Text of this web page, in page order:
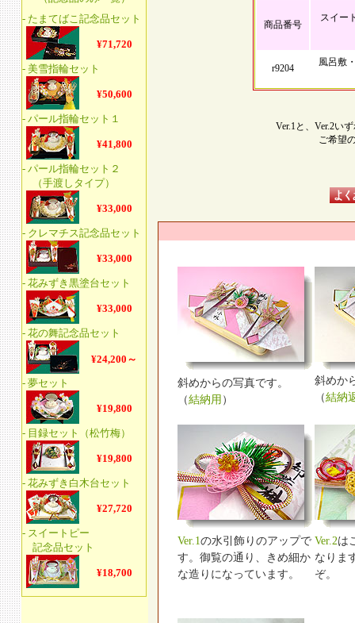
商品番号
スイー
r9204
風呂敷
Ver.1と、Ver.2い
ご希望
斜めからの写真です。
（結納用 ）
斜めか
（結納
Ver.1の水引飾りのアップで
す。御覧の通り、きめ細か
な造りになっています。
Ver.2は
なりま
ぞ。